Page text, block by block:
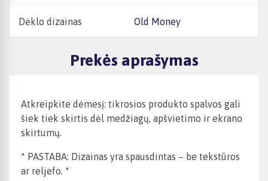
Dėklo dizainas Old Money
Prekės aprašymas
Atkreipkite dėmesį: tikrosios produkto spalvos gali
šiek tiek skirtis dėl medžiagų, apšvietimo ir ekrano
skirtumų.
* PASTABA: Dizainas yra spausdintas – be tekstūros
ar reljefo. *